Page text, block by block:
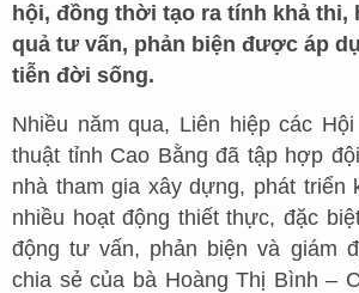
hội, đồng thời tạo ra tính khả thi,
quả tư vấn, phản biện được áp
tiễn đời sống.
Nhiều năm qua, Liên hiệp các
thuật tỉnh Cao Bằng đã tập hợp
nhà tham gia xây dựng, phát triển
nhiều hoạt động thiết thực, đặc
động tư vấn, phản biện và giám
chia sẻ của bà Hoàng Thị Bình –